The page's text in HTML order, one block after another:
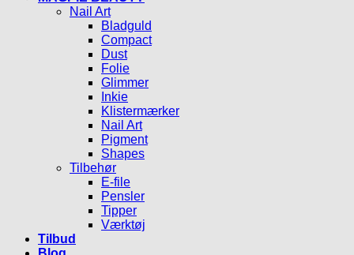
Nail Art
Bladguld
Compact
Dust
Folie
Glimmer
Inkie
Klistermærker
Nail Art
Pigment
Shapes
Tilbehør
E-file
Pensler
Tipper
Værktøj
Tilbud